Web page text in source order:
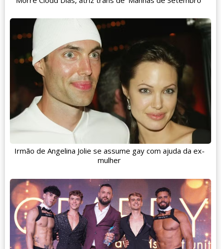
Irmão de Angelina Jolie se assume gay com ajuda da ex-
mulher